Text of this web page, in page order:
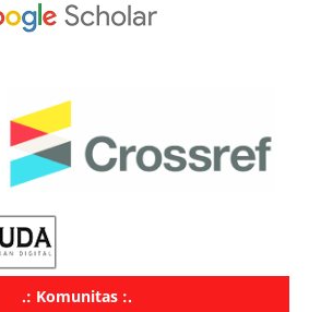
.: Komunitas :.